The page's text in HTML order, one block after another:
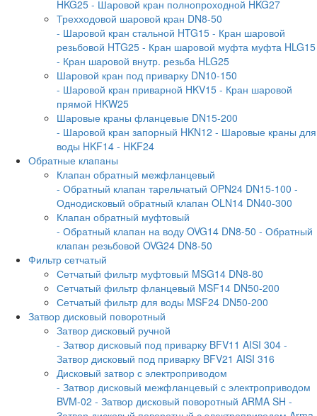
HKG25 - Шаровой кран полнопроходной HKG27
Трехходовой шаровой кран DN8-50
- Шаровой кран стальной HTG15 - Кран шаровой
резьбовой HTG25 - Кран шаровой муфта муфта HLG15
- Кран шаровой внутр. резьба HLG25
Шаровой кран под приварку DN10-150
- Шаровой кран приварной HKV15 - Кран шаровой
прямой HKW25
Шаровые краны фланцевые DN15-200
- Шаровой кран запорный HKN12 - Шаровые краны для
воды HKF14 - HKF24
Обратные клапаны
Клапан обратный межфланцевый
- Обратный клапан тарельчатый OPN24 DN15-100 -
Однодисковый обратный клапан OLN14 DN40-300
Клапан обратный муфтовый
- Обратный клапан на воду OVG14 DN8-50 - Обратный
клапан резьбовой OVG24 DN8-50
Фильтр сетчатый
Сетчатый фильтр муфтовый MSG14 DN8-80
Сетчатый фильтр фланцевый MSF14 DN50-200
Сетчатый фильтр для воды MSF24 DN50-200
Затвор дисковый поворотный
Затвор дисковый ручной
- Затвор дисковый под приварку BFV11 AISI 304 -
Затвор дисковый под приварку BFV21 AISI 316
Дисковый затвор с электроприводом
- Затвор дисковый межфланцевый с электроприводом
BVM-02 - Затвор дисковый поворотный ARMA SH -